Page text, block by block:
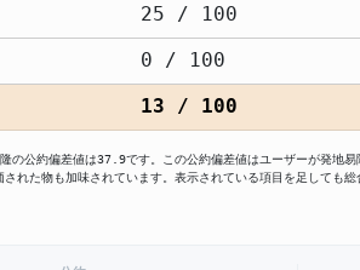
25 / 100
0 / 100
13 / 100
公約偏差値は37.9です。この公約偏差値はユーザーが発地易
れた物も加味されています。表示されている項目を足しても総